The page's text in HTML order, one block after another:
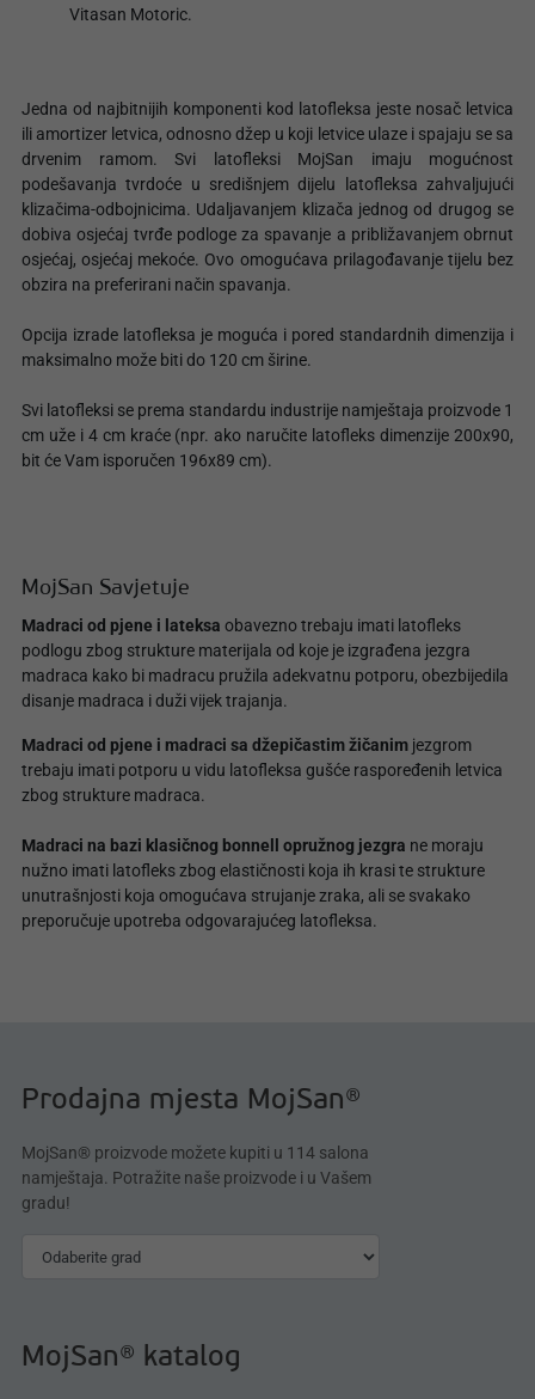
Vitasan Motoric.
Jedna od najbitnijih komponenti kod latofleksa jeste nosač letvica
ili amortizer letvica, odnosno džep u koji letvice ulaze i spajaju se sa
drvenim ramom. Svi latofleksi MojSan imaju mogućnost
podešavanja tvrdoće u središnjem dijelu latofleksa zahvaljujući
klizačima-odbojnicima. Udaljavanjem klizača jednog od drugog se
dobiva osjećaj tvrđe podloge za spavanje a približavanjem obrnut
osjećaj, osjećaj mekoće. Ovo omogućava prilagođavanje tijelu bez
obzira na preferirani način spavanja.
Opcija izrade latofleksa je moguća i pored standardnih dimenzija i
maksimalno može biti do 120 cm širine.
Svi latofleksi se prema standardu industrije namještaja proizvode 1
cm uže i 4 cm kraće (npr. ako naručite latofleks dimenzije 200x90,
bit će Vam isporučen 196x89 cm).
MojSan Savjetuje
Madraci od pjene i lateksa obavezno trebaju imati latofleks
podlogu zbog strukture materijala od koje je izgrađena jezgra
madraca kako bi madracu pružila adekvatnu potporu, obezbijedila
disanje madraca i duži vijek trajanja.
Madraci od pjene i madraci sa džepičastim žičanim jezgrom
trebaju imati potporu u vidu latofleksa gušće raspoređenih letvica
zbog strukture madraca.
Madraci na bazi klasičnog bonnell opružnog jezgra ne moraju
nužno imati latofleks zbog elastičnosti koja ih krasi te strukture
unutrašnjosti koja omogućava strujanje zraka, ali se svakako
preporučuje upotreba odgovarajućeg latofleksa.
Prodajna mjesta MojSan®
MojSan® proizvode možete kupiti u 114 salona
namještaja. Potražite naše proizvode i u Vašem
gradu!
MojSan® katalog